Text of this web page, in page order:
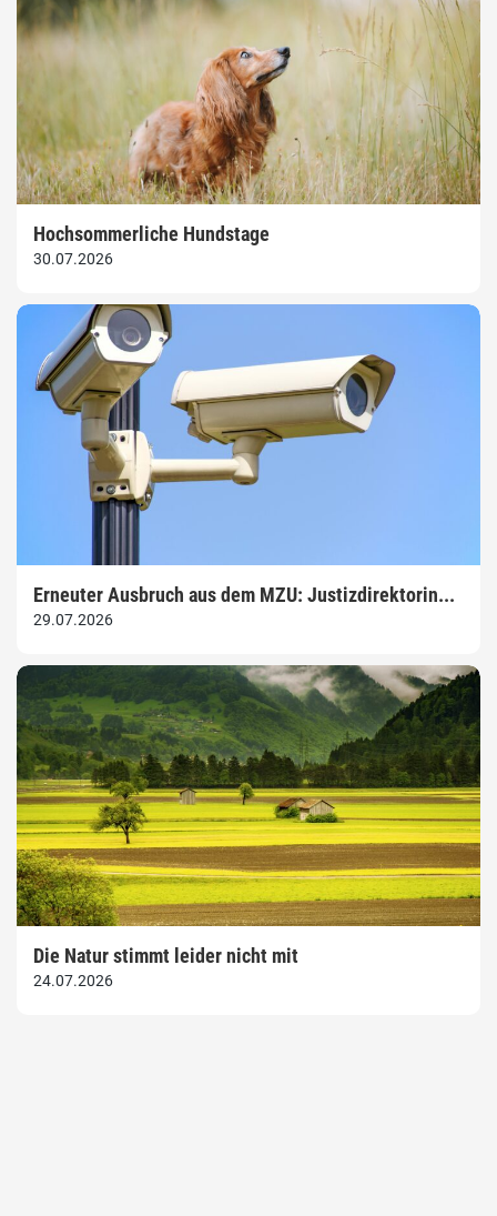
Hochsommerliche Hundstage
30.07.2026
Erneuter Ausbruch aus dem MZU: Justizdirektorin...
29.07.2026
Die Natur stimmt leider nicht mit
24.07.2026